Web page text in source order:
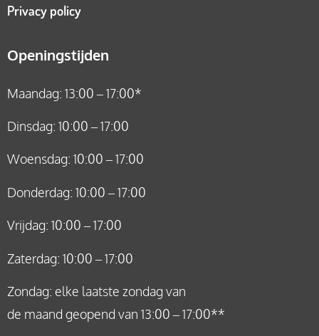
Privacy policy
Openingstijden
Maandag: 13:00 – 17:00*
Dinsdag: 10:00 – 17:00
Woensdag: 10:00 – 17:00
Donderdag: 10:00 – 17:00
Vrijdag: 10:00 – 17:00
Zaterdag: 10:00 – 17:00
Zondag: elke laatste zondag van
de maand geopend van 13:00 – 17:00**